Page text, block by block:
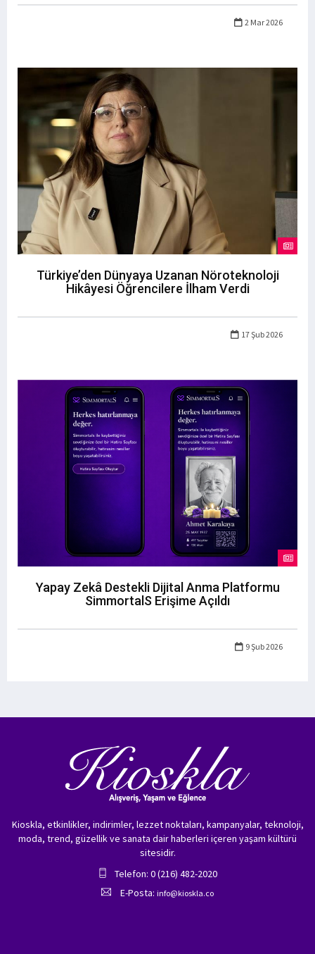
2 Mar 2026
Türkiye’den Dünyaya Uzanan Nöroteknoloji
Hikâyesi Öğrencilere İlham Verdi
17 Şub 2026
Yapay Zekâ Destekli Dijital Anma Platformu
SimmortalS Erişime Açıldı
9 Şub 2026
Kioskla, etkinlikler, indirimler, lezzet noktaları, kampanyalar, teknoloji,
moda, trend, güzellik ve sanata dair haberleri içeren yaşam kültürü
sitesidir.
Telefon: 0 (216) 482-2020
E-Posta: info@kioskla.co